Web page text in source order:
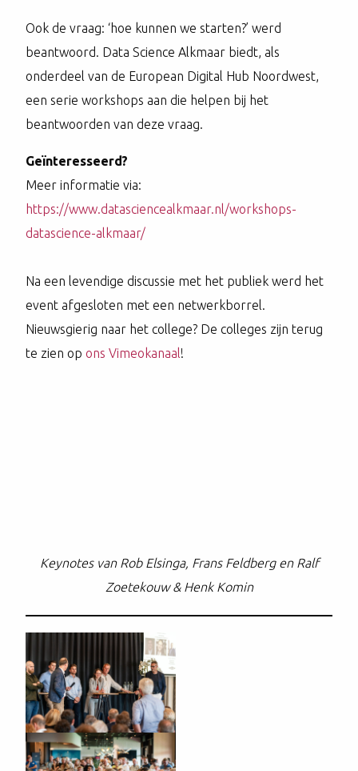
Ook de vraag: ‘hoe kunnen we starten?’ werd
beantwoord. Data Science Alkmaar biedt, als
onderdeel van de European Digital Hub Noordwest,
een serie workshops aan die helpen bij het
beantwoorden van deze vraag.
Geïnteresseerd?
Meer informatie via:
https://www.datasciencealkmaar.nl/workshops-
datascience-alkmaar/
Na een levendige discussie met het publiek werd het
event afgesloten met een netwerkborrel.
Nieuwsgierig naar het college? De colleges zijn terug
te zien opons Vimeokanaal!
Keynotes van Rob Elsinga, Frans Feldberg en Ralf
Zoetekouw & Henk Komin